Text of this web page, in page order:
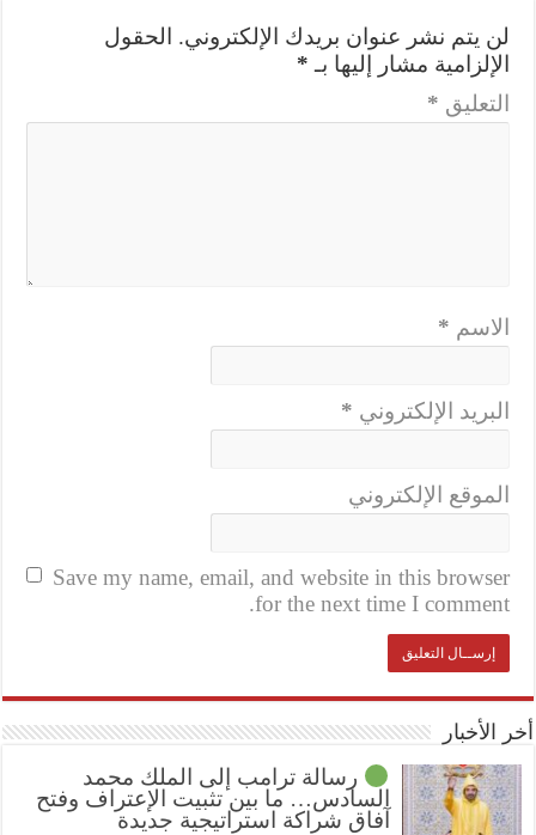
لن يتم نشر عنوان بريدك الإلكتروني.
الحقول
الإلزامية مشار إليها بـ *
التعليق *
الاسم *
البريد الإلكتروني *
الموقع الإلكتروني
Save my name, email, and website in this browser
for the next time I comment.
أخر الأخبار
رسالة ترامب إلى الملك محمد
السادس… ما بين تثبيت الإعتراف وفتح
آفاق شراكة استراتيجية جديدة